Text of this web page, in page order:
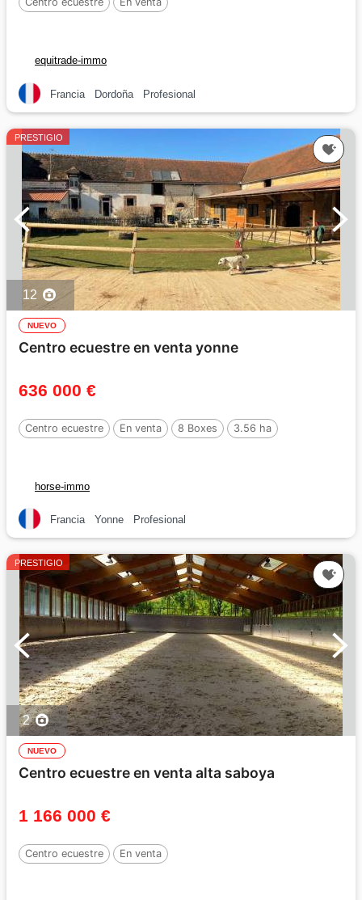
equitrade-immo
Francia Dordoña Profesional
PRESTIGIO
12
NUEVO
Centro ecuestre en venta yonne
636 000 €
Centro ecuestre En venta 8 Boxes 3.56 ha
horse-immo
Francia Yonne Profesional
PRESTIGIO
2
NUEVO
Centro ecuestre en venta alta saboya
1 166 000 €
Centro ecuestre En venta